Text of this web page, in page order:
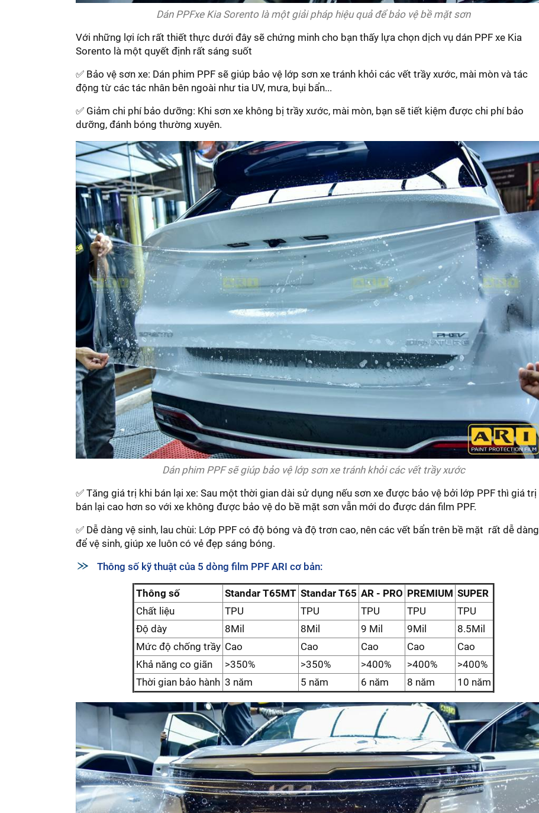
Dán PPFxe Kia Sorento là một giải pháp hiệu quả để bảo vệ bề mặt sơn
Với những lợi ích rất thiết thực dưới đây sẽ chứng minh cho bạn thấy lựa chọn dịch vụ dán PPF xe Kia
Sorento là một quyết định rất sáng suốt
✅ Bảo vệ sơn xe: Dán phim PPF sẽ giúp bảo vệ lớp sơn xe tránh khỏi các vết trầy xước, mài mòn và tác
động từ các tác nhân bên ngoài như tia UV, mưa, bụi bẩn...
✅ Giảm chi phí bảo dưỡng: Khi sơn xe không bị trầy xước, mài mòn, bạn sẽ tiết kiệm được chi phí bảo
dưỡng, đánh bóng thường xuyên.
Dán phim PPF sẽ giúp bảo vệ lớp sơn xe tránh khỏi các vết trầy xước
✅ Tăng giá trị khi bán lại xe: Sau một thời gian dài sử dụng nếu sơn xe được bảo vệ bởi lớp PPF thì giá trị
bán lại cao hơn so với xe không được bảo vệ do bề mặt sơn vẫn mới do được dán film PPF.
✅ Dễ dàng vệ sinh, lau chùi: Lớp PPF có độ bóng và độ trơn cao, nên các vết bẩn trên bề mặt rất dễ dàng
để vệ sinh, giúp xe luôn có vẻ đẹp sáng bóng.
Thông số kỹ thuật của 5 dòng film PPF ARI cơ bản:
Thông số Standar T65MT Standar T65 AR - PRO PREMIUM SUPER
Chất liệu
TPU TPU TPU TPU
TPU
Độ dày
8Mil 8Mil 9 Mil 9Mil
8.5Mil
Mức độ chống trầy Cao Cao Cao Cao
Cao
Khả năng co giãn
>350% >350% >400% >400%
>400%
Thời gian bảo hành 3 năm 5 năm 6 năm 8 năm 10 năm